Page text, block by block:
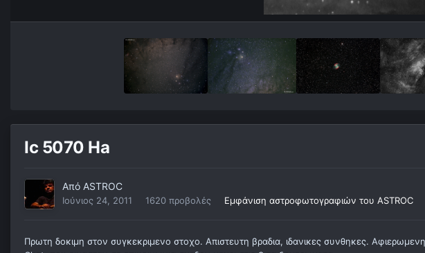
Ic 5070 Ha
Από ASTROC
Ιούνιος 24, 2011 1620 προβολές Εμφάνιση αστροφωτογραφιών του ASTROC
Πρωτη δοκιμη στον συγκεκριμενο στοχο. Απιστευτη βραδια, ιδανικες συνθηκες.